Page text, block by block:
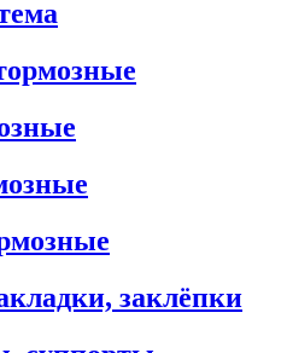
заклёпки